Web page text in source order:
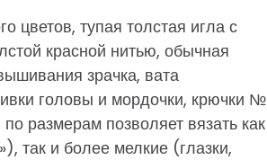
цветов, тупая толстая игла с
красной нитью, обычная
зрачка, вата
головы и мордочки, крючки №
размерам позволяет вязать как
так и более мелкие (глазки,